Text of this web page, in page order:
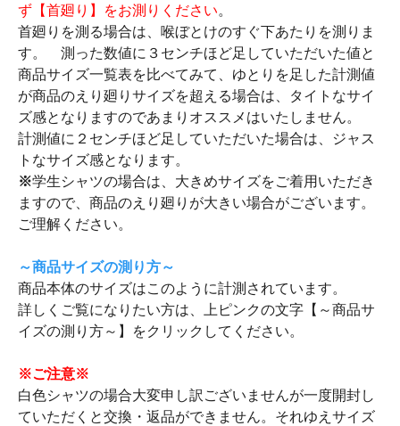
ず【首廻り】をお測りください。
首廻りを測る場合は、喉ぼとけのすぐ下あたりを測りま
す。 測った数値に３センチほど足していただいた値と
商品サイズ一覧表を比べてみて、ゆとりを足した計測値
が商品のえり廻りサイズを超える場合は、タイトなサイ
ズ感となりますのであまりオススメはいたしません。
計測値に２センチほど足していただいた場合は、ジャス
トなサイズ感となります。
※学生シャツの場合は、大きめサイズをご着用いただき
ますので、商品のえり廻りが大きい場合がございます。
ご理解ください。
～商品サイズの測り方～
商品本体のサイズはこのように計測されています。
詳しくご覧になりたい方は、上ピンクの文字【～商品サ
イズの測り方～】をクリックしてください。
※ご注意※
白色シャツの場合大変申し訳ございませんが一度開封し
ていただくと交換・返品ができません。それゆえサイズ